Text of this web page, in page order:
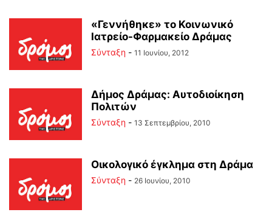
«Γεννήθηκε» το Κοινωνικό
Ιατρείο-Φαρμακείο Δράμας
Σύνταξη - 11 Ιουνίου, 2012
Δήμος Δράμας: Αυτοδιοίκηση
Πολιτών
Σύνταξη - 13 Σεπτεμβρίου, 2010
Οικολογικό έγκλημα στη Δράμα
Σύνταξη - 26 Ιουνίου, 2010